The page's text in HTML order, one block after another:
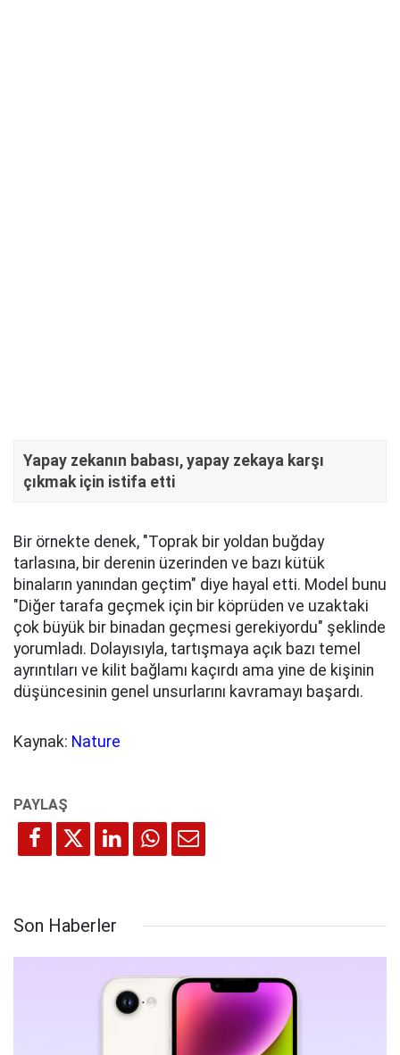
Yapay zekanın babası, yapay zekaya karşı
çıkmak için istifa etti
Bir örnekte denek, "Toprak bir yoldan buğday
tarlasına, bir derenin üzerinden ve bazı kütük
binaların yanından geçtim" diye hayal etti. Model bunu
"Diğer tarafa geçmek için bir köprüden ve uzaktaki
çok büyük bir binadan geçmesi gerekiyordu" şeklinde
yorumladı. Dolayısıyla, tartışmaya açık bazı temel
ayrıntıları ve kilit bağlamı kaçırdı ama yine de kişinin
düşüncesinin genel unsurlarını kavramayı başardı.
Kaynak: Nature
Son Haberler